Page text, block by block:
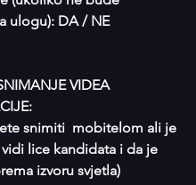
ulogu): DA / NE
VIDEA
snimiti  mobitelom ali je
lice kandidata i da je
izvoru svjetla)